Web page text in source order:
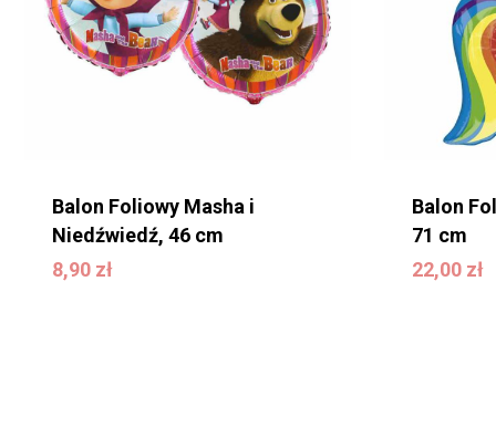
Balon Foliowy Masha i
Niedźwiedź, 46 cm
8,90 zł
8,90zł
Balon
71 cm
22,00 zł
22,00zł